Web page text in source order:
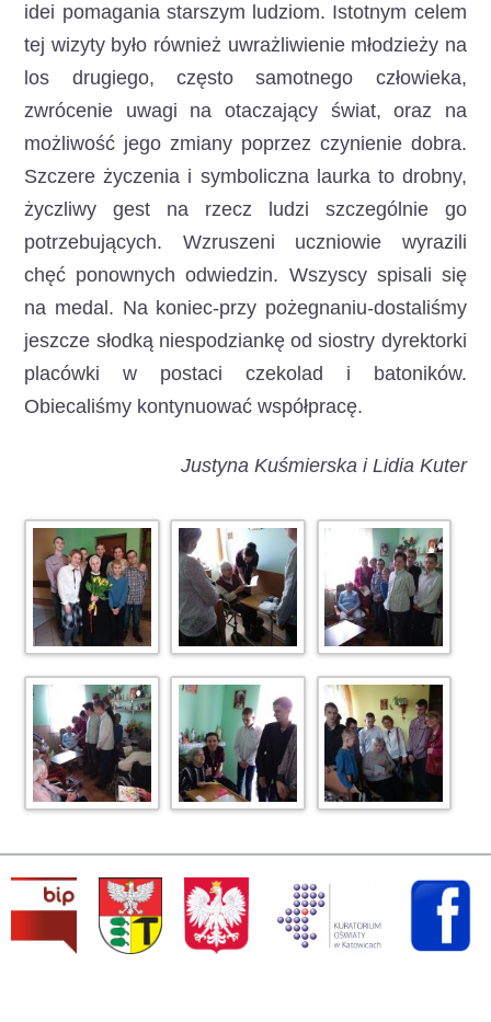
idei pomagania starszym ludziom. Istotnym celem
tej wizyty było również uwrażliwienie młodzieży na
los drugiego, często samotnego człowieka,
zwrócenie uwagi na otaczający świat, oraz na
możliwość jego zmiany poprzez czynienie dobra.
Szczere życzenia i symboliczna laurka to drobny,
życzliwy gest na rzecz ludzi szczególnie go
potrzebujących. Wzruszeni uczniowie wyrazili
chęć ponownych odwiedzin. Wszyscy spisali się
na medal. Na koniec-przy pożegnaniu-dostaliśmy
jeszcze słodką niespodziankę od siostry dyrektorki
placówki w postaci czekolad i batoników.
Obiecaliśmy kontynuować współpracę.
Justyna Kuśmierska i Lidia Kuter